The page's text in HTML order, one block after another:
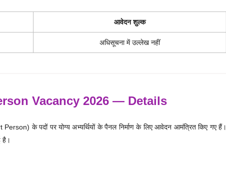
आवेदन शुल्क
अधिसूचना में उल्लेख नहीं
Vacancy 2026 — Details
Person) के पदों पर योग्य अभ्यर्थियों के पैनल निर्माण के लिए आवेदन आमंत्रित किए गए हैं।
है।